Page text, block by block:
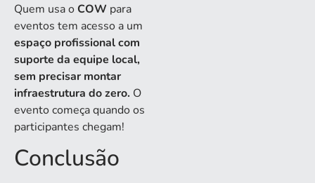
Quem usa o COW para
eventos tem acesso a um
espaço profissional com
suporte da equipe local,
sem precisar montar
infraestrutura do zero. O
evento começa quando os
participantes chegam!
Conclusão